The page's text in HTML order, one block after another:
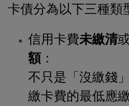
卡債分為以下三種類
信用卡費未繳清
額：
不只是「沒繳錢
繳卡費的最低應